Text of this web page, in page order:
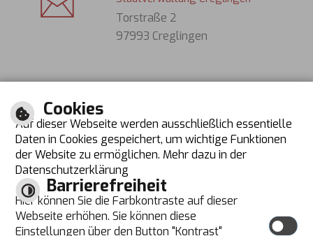
Torstraße 2
97993 Creglingen
Tel. (Gäste): 07933 631
Fax: 07933 70130
E-Mail schreiben
Öffnungszeiten
Montag bis Donnerstag Dienstag zusätzlich
08:00 Uhr bis 12:00 Uhr 14:00 Uhr bis 18:00 Uhr
Cookies
Auf dieser Webseite werden ausschließlich essentielle
Daten in Cookies gespeichert, um wichtige Funktionen
der Website zu ermöglichen. Mehr dazu in der
Datenschutzerklärung
Barrierefreiheit
Hier können Sie die Farbkontraste auf dieser
Webseite erhöhen. Sie können diese
Einstellungen über den Button "Kontrast"